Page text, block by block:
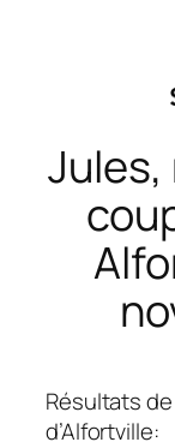
Jules,
Résultats
d’Alfortville: